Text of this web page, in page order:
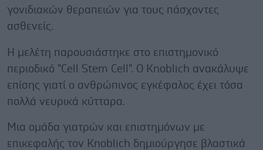
γονιδιακών θεραπειών για τους πάσχοντες
ασθενείς.
Η μελέτη παρουσιάστηκε στο επιστημονικό
περιοδικό "Cell Stem Cell". Ο Knoblich ανακάλυψε
επίσης γιατί ο ανθρώπινος εγκέφαλος έχει τόσα
πολλά νευρικά κύτταρα.
Μια ομάδα γιατρών και επιστημόνων με
επικεφαλής τον Knoblich δημιούργησε βλαστικά